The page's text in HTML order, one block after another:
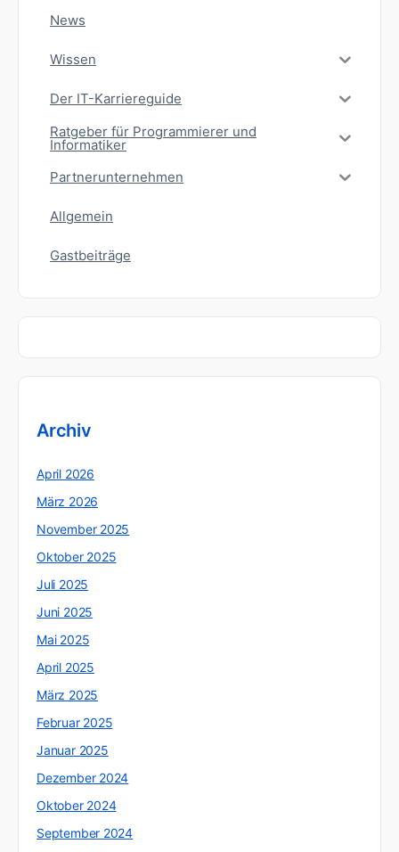
News
Wissen
Der IT-Karriereguide
Ratgeber für Programmierer und
Informatiker
Partnerunternehmen
Allgemein
Gastbeiträge
Archiv
April 2026
März 2026
November 2025
Oktober 2025
Juli 2025
Juni 2025
Mai 2025
April 2025
März 2025
Februar 2025
Januar 2025
Dezember 2024
Oktober 2024
September 2024